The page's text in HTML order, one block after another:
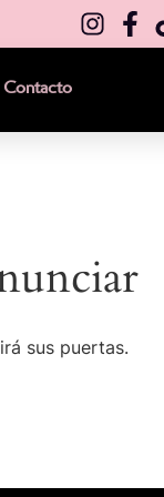
Contacto
sus puertas.